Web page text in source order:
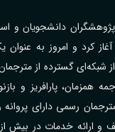
با فرهیختگان پژوهشگران
کرد و امروز به عنوان
شبکه‌ای گسترده از
همزمان، پارافریز و
رسمی دارای پروانه